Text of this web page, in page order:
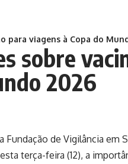
para viagens à Copa do
sobre
2026
de Vigilância em
terça-feira (12), a